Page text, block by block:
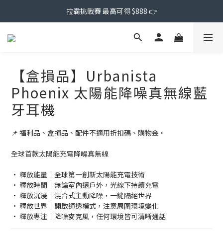
拉霸挑戰賽 最高可得 $888 👉
【盒損品】Urbanista
Phoenix 太陽能降噪真無線藍
牙耳機
📌 福利品、盒損品、配件不適用折扣碼、購物金。
全球首款太陽能充電降噪真無線
• 釋放能量｜全球第一創新太陽能充電技術
• 釋放時間｜無論室內還戶外，光線下持續充電
• 釋放沉浸｜混合式主動降噪，一鍵隔絕世界
• 釋放世界｜開啟通透模式，注意周圍環境變化
• 釋放專注｜降噪麥克風，任何環境皆可清晰通話